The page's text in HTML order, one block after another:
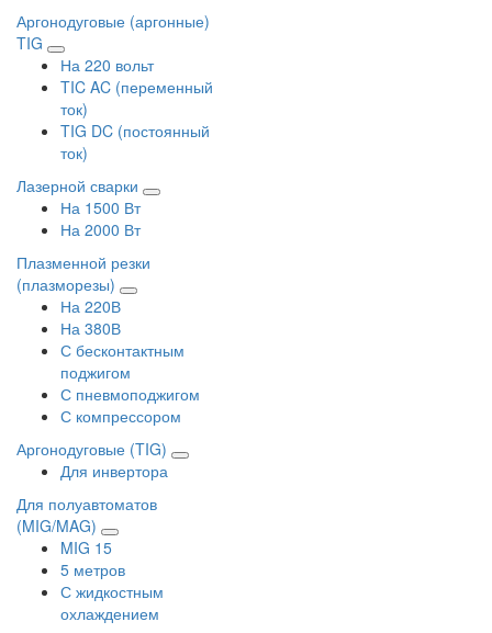
Аргонодуговые (аргонные)
TIG
На 220 вольт
TIC AC (переменный
ток)
TIG DC (постоянный
ток)
Лазерной сварки
На 1500 Вт
На 2000 Вт
Плазменной резки
(плазморезы)
На 220В
На 380В
С бесконтактным
поджигом
С пневмоподжигом
С компрессором
Аргонодуговые (TIG)
Для инвертора
Для полуавтоматов
(MIG/MAG)
MIG 15
5 метров
С жидкостным
охлаждением